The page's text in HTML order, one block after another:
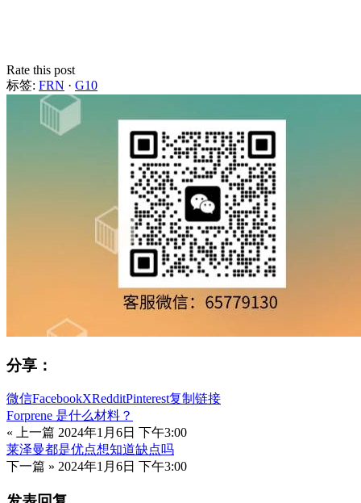
Rate this post
标签: FRN · G10
分享：
微信FacebookXRedditPinterest复制链接
Forprene 是什么材料？
« 上一篇 2024年1月6日 下午3:00
莱泽曼都是优点想知道缺点吗
下一篇 » 2024年1月6日 下午3:00